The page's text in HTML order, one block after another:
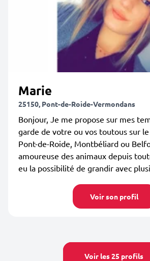
Marie
25150, Pont-de-Roide-Vermondans
Bonjour, Je me propose sur mes
garde de votre ou vos toutous sur
Pont-de-Roide, Montbéliard ou
amoureuse des animaux depuis
eu la possibilité de grandir avec
Voir son profil
Voir les 25 profils